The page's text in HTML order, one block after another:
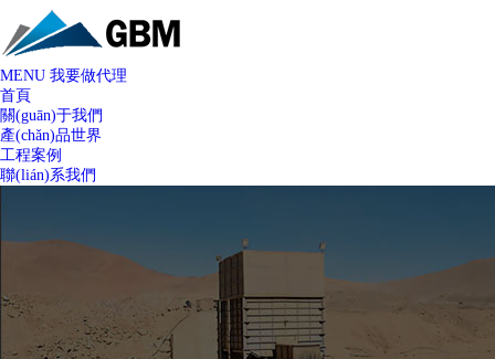
MENU 我要做代理
首頁
關(guān)于我們
產(chǎn)品世界
工程案例
聯(lián)系我們